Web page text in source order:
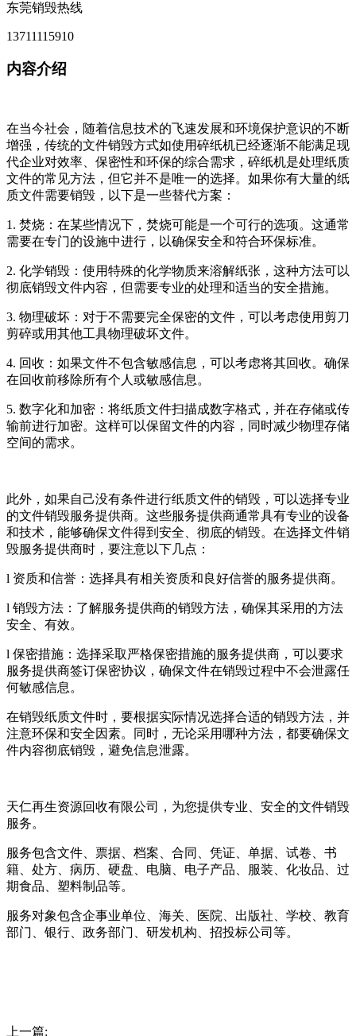
东莞销毁热线
13711115910
内容介绍
在当今社会，随着信息技术的飞速发展和环境保护意识的不断
增强，传统的文件销毁方式如使用碎纸机已经逐渐不能满足现
代企业对效率、保密性和环保的综合需求，碎纸机是处理纸质
文件的常见方法，但它并不是唯一的选择。如果你有大量的纸
质文件需要销毁，以下是一些替代方案：
1. 焚烧：在某些情况下，焚烧可能是一个可行的选项。这通常
需要在专门的设施中进行，以确保安全和符合环保标准。
2. 化学销毁：使用特殊的化学物质来溶解纸张，这种方法可以
彻底销毁文件内容，但需要专业的处理和适当的安全措施。
3. 物理破坏：对于不需要完全保密的文件，可以考虑使用剪刀
剪碎或用其他工具物理破坏文件。
4. 回收：如果文件不包含敏感信息，可以考虑将其回收。确保
在回收前移除所有个人或敏感信息。
5. 数字化和加密：将纸质文件扫描成数字格式，并在存储或传
输前进行加密。这样可以保留文件的内容，同时减少物理存储
空间的需求。
此外，如果自己没有条件进行纸质文件的销毁，可以选择专业
的文件销毁服务提供商。这些服务提供商通常具有专业的设备
和技术，能够确保文件得到安全、彻底的销毁。在选择文件销
毁服务提供商时，要注意以下几点：
l 资质和信誉：选择具有相关资质和良好信誉的服务提供商。
l 销毁方法：了解服务提供商的销毁方法，确保其采用的方法
安全、有效。
l 保密措施：选择采取严格保密措施的服务提供商，可以要求
服务提供商签订保密协议，确保文件在销毁过程中不会泄露任
何敏感信息。
在销毁纸质文件时，要根据实际情况选择合适的销毁方法，并
注意环保和安全因素。同时，无论采用哪种方法，都要确保文
件内容彻底销毁，避免信息泄露。
天仁再生资源回收有限公司，为您提供专业、安全的文件销毁
服务。
服务包含文件、票据、档案、合同、凭证、单据、试卷、书
籍、处方、病历、硬盘、电脑、电子产品、服装、化妆品、过
期食品、塑料制品等。
服务对象包含企事业单位、海关、医院、出版社、学校、教育
部门、银行、政务部门、研发机构、招投标公司等。
上一篇: